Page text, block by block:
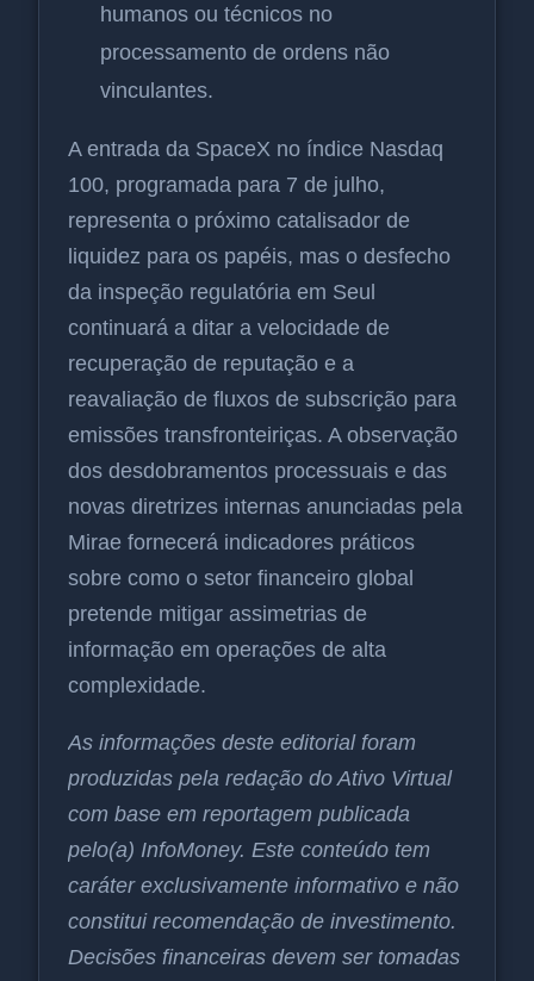
humanos ou técnicos no
processamento de ordens não
vinculantes.
A entrada da SpaceX no índice Nasdaq
100, programada para 7 de julho,
representa o próximo catalisador de
liquidez para os papéis, mas o desfecho
da inspeção regulatória em Seul
continuará a ditar a velocidade de
recuperação de reputação e a
reavaliação de fluxos de subscrição para
emissões transfronteiriças. A observação
dos desdobramentos processuais e das
novas diretrizes internas anunciadas pela
Mirae fornecerá indicadores práticos
sobre como o setor financeiro global
pretende mitigar assimetrias de
informação em operações de alta
complexidade.
As informações deste editorial foram
produzidas pela redação do Ativo Virtual
com base em reportagem publicada
pelo(a) InfoMoney. Este conteúdo tem
caráter exclusivamente informativo e não
constitui recomendação de investimento.
Decisões financeiras devem ser tomadas